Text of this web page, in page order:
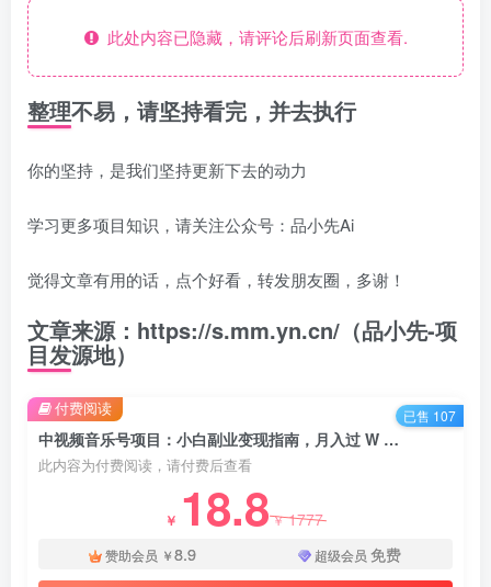
此处内容已隐藏，请评论后刷新页面查看.
整理不易，请坚持看完，并去执行
你的坚持，是我们坚持更新下去的动力
学习更多项目知识，请关注公众号：品小先Ai
觉得文章有用的话，点个好看，转发朋友圈，多谢！
文章来源：https://s.mm.yn.cn/（品小先-项
目发源地）
中视频音乐号项目：小白副业变现指南，月入过 W 不是梦 - 资源之家
此内容为付费阅读，请付费后查看
￥ 18.8￥1777
赞助会员 ￥8.9 超级会员 免费
付费阅读 已售 107